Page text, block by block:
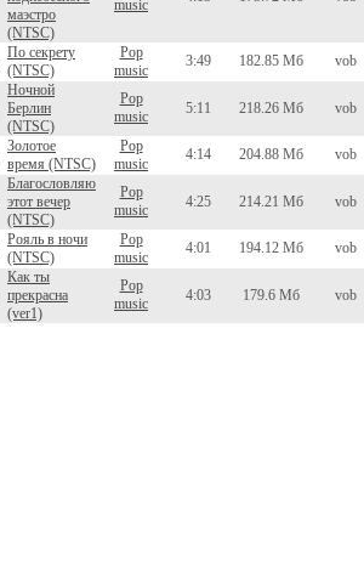
маэстро
(NTSC)
music
По секрету
(NTSC)
Pop
music
3:49 182.85 Мб vob
Ночной
Берлин
(NTSC)
Pop
music
5:11 218.26 Мб vob
Золотое
время (NTSC)
Pop
music
4:14 204.88 Мб vob
Благословляю
этот вечер
(NTSC)
Pop
music
4:25 214.21 Мб vob
Рояль в ночи
(NTSC)
Pop
music
4:01 194.12 Мб vob
Как ты
прекрасна
(ver1)
Pop
music
4:03 179.6 Мб vob